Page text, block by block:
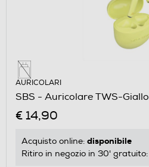
AURICOLARI
SBS - Auricolare TWS-Giallo
€ 14,90
Acquisto online: disponibile
Ritiro in negozio in 30' gratuito: